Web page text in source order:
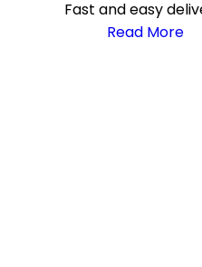
Fast and easy
Read More